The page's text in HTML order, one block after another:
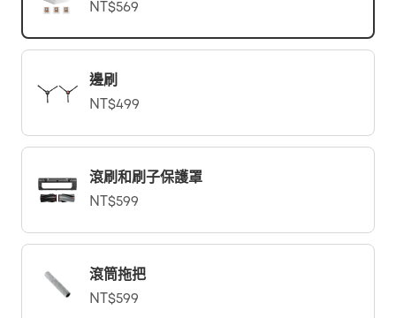
NT$569
邊刷
NT$499
滾刷和刷子保護罩
NT$599
滾筒拖把
NT$599